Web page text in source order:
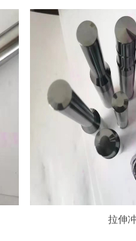
拉伸